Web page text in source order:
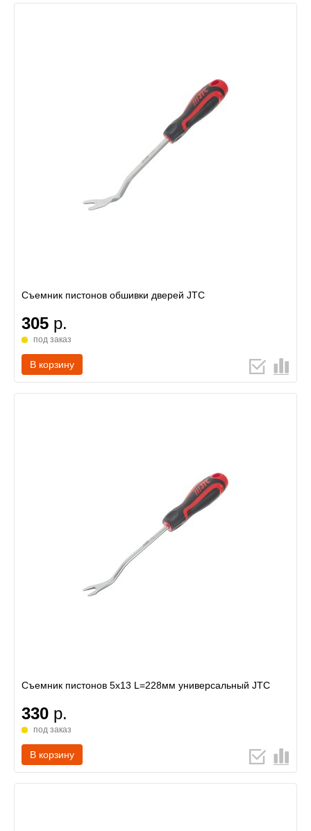
Съемник пистонов обшивки дверей JTC
305 р.
под заказ
В корзину
Съемник пистонов 5х13 L=228мм универсальный JTC
330 р.
под заказ
В корзину